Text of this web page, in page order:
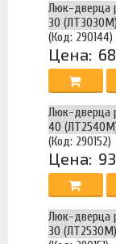
Люк-дверца
30 (ЛТ3030М)
(Код: 290144)
Цена:
Люк-дверца
40
(Код: 290152)
Цена:
Люк-дверца
30 (ЛТ2530М)